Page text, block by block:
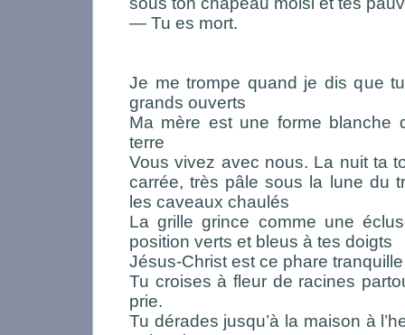
— Tu es mort.
Je me trompe quand je dis que
grands ouverts
Ma mère est une forme blanche
terre
Vous vivez avec nous. La nuit ta
carrée, très pâle sous la lune du
les caveaux chaulés
La grille grince comme une
position verts et bleus à tes doigts
Jésus-Christ est ce phare
Tu croises à fleur de racines
prie.
Tu dérades jusqu’à la maison à